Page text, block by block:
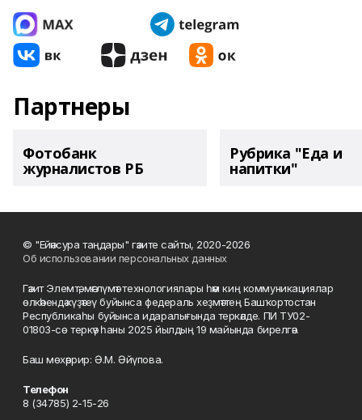
Партнеры
Фотобанк
журналистов РБ
Рубрика "Еда и
напитки"
© "Ейәнсура таңдары" гәзите сайты, 2020-2026
Об использовании персональных данных
Гәзит Элемтә, мәғлүмәт технологиялары һәм киң коммуникациялар
өлкәһендә күҙәтеү буйынса федераль хеҙмәттең Башҡортостан
Республикаһы буйынса идаралығында теркәлде. ПИ ТУ02-
01803-сө теркәү һаны 2025 йылдың 19 майында бирелгән.
Баш мөхәррир: Ә.М. Әйүпова.
Телефон
8 (34785) 2-15-26